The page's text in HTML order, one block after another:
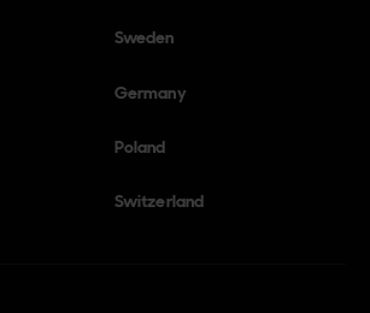
Sweden
Germany
Poland
Switzerland